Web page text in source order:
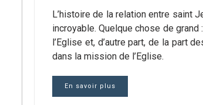
L’histoire de la relation entre saint
incroyable. Quelque chose de
l’Eglise et, d’autre part, de la part
dans la mission de l’Eglise.
En savoir plus